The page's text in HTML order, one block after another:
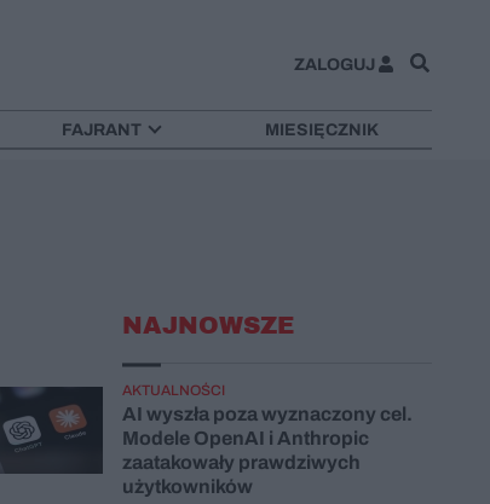
ZALOGUJ
FAJRANT MIESIĘCZNIK
NAJNOWSZE
AKTUALNOŚCI
AI wyszła poza wyznaczony cel.
Modele OpenAI i Anthropic
zaatakowały prawdziwych
użytkowników